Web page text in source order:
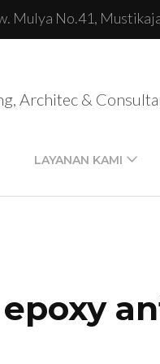
Mulya No.41,
Architec &
LAYANAN KAMI